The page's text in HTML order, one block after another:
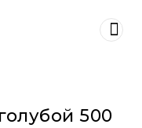
500